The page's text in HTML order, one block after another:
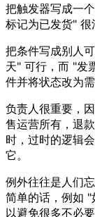
把触发器写成一
标记为已发货" 很
把条件写成别人
天" 可行，而 "发
件并将状态改为
负责人很重要，
售运营所有，退
时，过时的逻辑
它。
例外往往是人们
简单的话，例如
以避免很多不必要